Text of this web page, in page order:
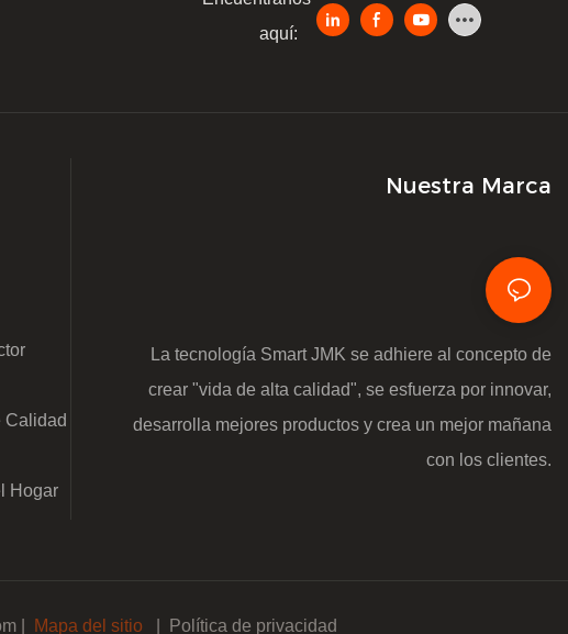
aquí:
Calidad
Hogar
Nuestra Marca
La tecnología Smart JMK se adhiere al concepto de
crear "vida de alta calidad", se esfuerza por innovar,
desarrolla mejores productos y crea un mejor mañana
con los clientes.
| Mapa del sitio Política de privacidad